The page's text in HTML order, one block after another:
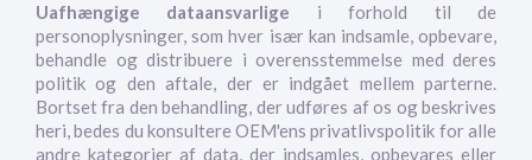
Uafhængige dataansvarlige i forhold til de
personoplysninger, som hver især kan indsamle, opbevare,
behandle og distribuere i overensstemmelse med deres
politik og den aftale, der er indgået mellem parterne.
Bortset fra den behandling, der udføres af os og beskrives
heri, bedes du konsultere OEM'ens privatlivspolitik for alle
andre kategorier af data, der indsamles, opbevares eller